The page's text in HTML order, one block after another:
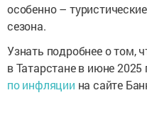
особенно –
сезона.
Узнать подробнее о том,
в Татарстане в июне
по инфляции на сайте